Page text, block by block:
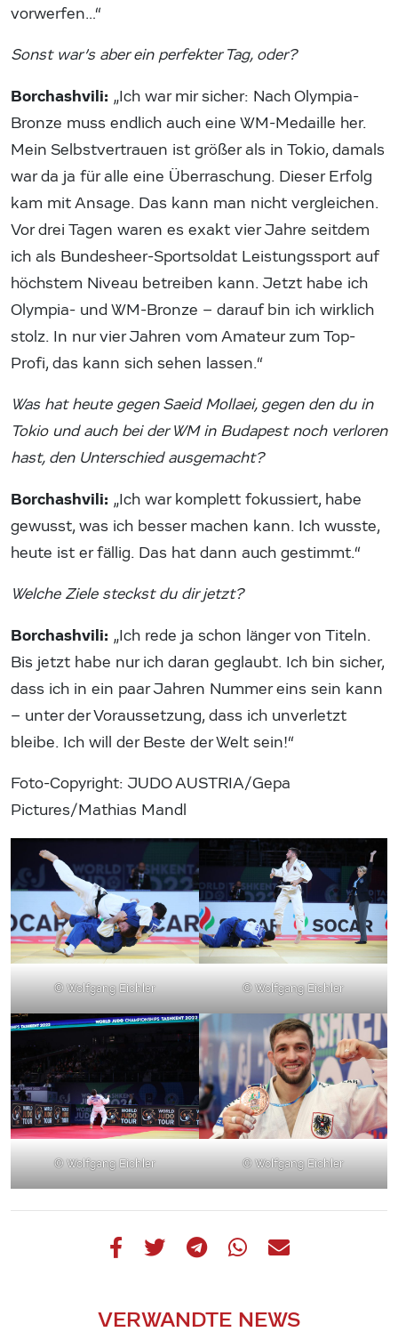
vorwerfen…“
Sonst war’s aber ein perfekter Tag, oder?
Borchashvili: „Ich war mir sicher: Nach Olympia-
Bronze muss endlich auch eine WM-Medaille her.
Mein Selbstvertrauen ist größer als in Tokio, damals
war da ja für alle eine Überraschung. Dieser Erfolg
kam mit Ansage. Das kann man nicht vergleichen.
Vor drei Tagen waren es exakt vier Jahre seitdem
ich als Bundesheer-Sportsoldat Leistungssport auf
höchstem Niveau betreiben kann. Jetzt habe ich
Olympia- und WM-Bronze – darauf bin ich wirklich
stolz. In nur vier Jahren vom Amateur zum Top-
Profi, das kann sich sehen lassen.“
Was hat heute gegen Saeid Mollaei, gegen den du in
Tokio und auch bei der WM in Budapest noch verloren
hast, den Unterschied ausgemacht?
Borchashvili: „Ich war komplett fokussiert, habe
gewusst, was ich besser machen kann. Ich wusste,
heute ist er fällig. Das hat dann auch gestimmt.“
Welche Ziele steckst du dir jetzt?
Borchashvili: „Ich rede ja schon länger von Titeln.
Bis jetzt habe nur ich daran geglaubt. Ich bin sicher,
dass ich in ein paar Jahren Nummer eins sein kann
– unter der Voraussetzung, dass ich unverletzt
bleibe. Ich will der Beste der Welt sein!“
Foto-Copyright: JUDO AUSTRIA/Gepa
Pictures/Mathias Mandl
© Wolfgang Eichler © Wolfgang Eichler
© Wolfgang Eichler © Wolfgang Eichler
VERWANDTE NEWS